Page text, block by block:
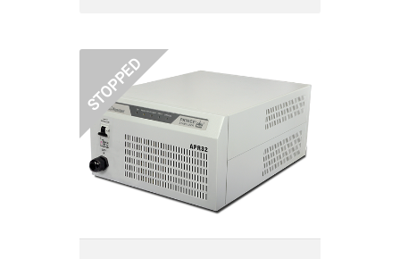
APR32 ترانس 8 کاوا 32 آمپری
Regulation and stabilization of power
line voltage
Protection of electrical devices against
out of range input voltage
Equipped with a special filter to protect
devices against power fluctuations and
Audible alarm in overload condition
Equipped with a special key to use